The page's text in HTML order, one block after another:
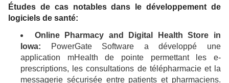
Études de cas notables dans le développement de
logiciels de santé:
Online Pharmacy and Digital Health Store in
Iowa: PowerGate Software a développé une
application mHealth de pointe permettant les e-
prescriptions, les consultations de télépharmacie et la
messagerie sécurisée entre patients et pharmaciens.